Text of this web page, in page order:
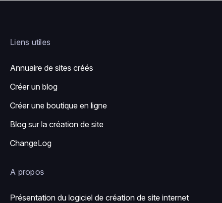
Liens utiles
Annuaire de sites créés
Créer un blog
Créer une boutique en ligne
Blog sur la création de site
ChangeLog
A propos
Présentation du logiciel de création de site internet